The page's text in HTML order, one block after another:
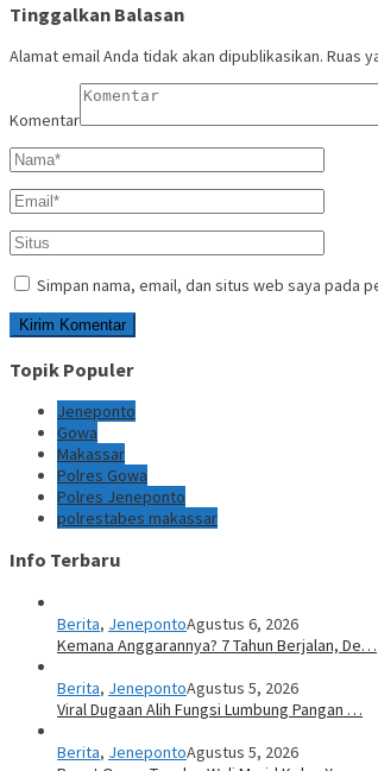
Tinggalkan Balasan
Alamat email Anda tidak akan dipublikasikan. Ruas
Komentar
Simpan nama, email, dan situs web saya pada
Topik Populer
Jeneponto
Gowa
Makassar
Polres Gowa
Polres Jeneponto
polrestabes makassar
Info Terbaru
Berita, JenepontoAgustus 6, 2026
Kemana Anggarannya? 7 Tahun Berjalan, De…
Berita, JenepontoAgustus 5, 2026
Viral Dugaan Alih Fungsi Lumbung Pangan …
Berita, JenepontoAgustus 5, 2026